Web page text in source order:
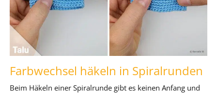
Farbwechsel häkeln in Spiralrunden
Beim Häkeln einer Spiralrunde gibt es keinen Anfang und